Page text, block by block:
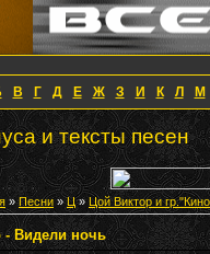
В Г Д Е Ж З И К Л М
и тексты песен
»Песни»Ц» Цой Виктор и
- Видели ночь